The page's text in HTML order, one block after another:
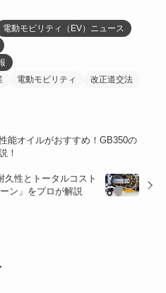
電動モビリティ（EV）ニュース
電動モビリティ
改正道交法
能オイルがおすすめ！GB350の
！
久性とトータルコスト
ン」をプロが解説